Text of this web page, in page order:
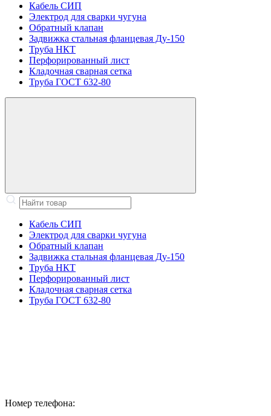
Кабель СИП
Электрод для сварки чугуна
Обратный клапан
Задвижка стальная фланцевая Ду-150
Труба НКТ
Перфорированный лист
Кладочная сварная сетка
Труба ГОСТ 632-80
Кабель СИП
Электрод для сварки чугуна
Обратный клапан
Задвижка стальная фланцевая Ду-150
Труба НКТ
Перфорированный лист
Кладочная сварная сетка
Труба ГОСТ 632-80
Номер телефона: